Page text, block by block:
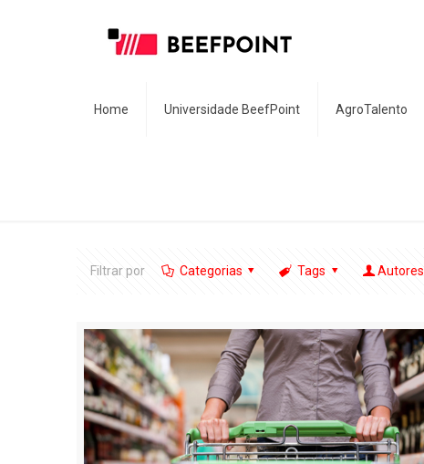
Home Universidade BeefPoint AgroTalento
Filtrar por Categorias Tags Autores